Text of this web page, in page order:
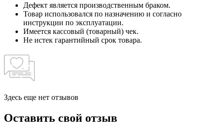
Дефект является производственным браком.
Товар использовался по назначению и согласно
инструкции по эксплуатации.
Имеется кассовый (товарный) чек.
Не истек гарантийный срок товара.
Здесь еще нет отзывов
Оставить свой отзыв